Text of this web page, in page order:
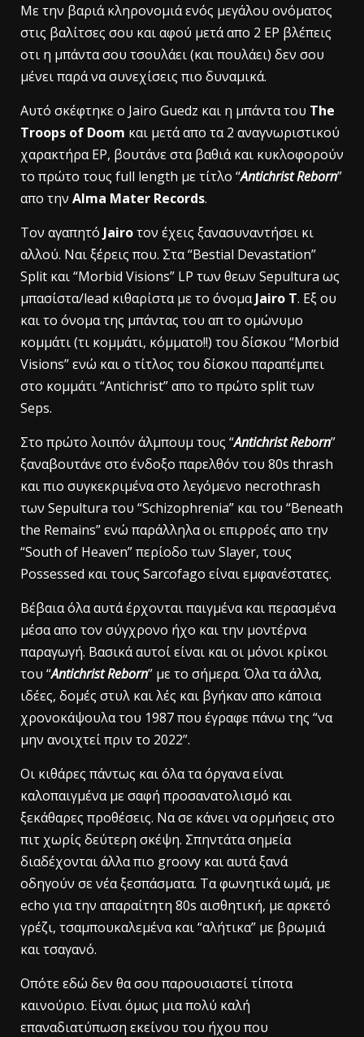
Mε την βαριά κληρονομιά ενός μεγάλου ονόματος
στις βαλίτσες σου και αφού μετά απο 2 ΕΡ βλέπεις
οτι η μπάντα σου τσουλάει (και πουλάει) δεν σου
μένει παρά να συνεχίσεις πιο δυναμικά.
Αυτό σκέφτηκε ο Jairo Guedz και η μπάντα του The
Troops of Doom και μετά απο τα 2 αναγνωριστικού
χαρακτήρα ΕΡ, βουτάνε στα βαθιά και κυκλοφορούν
το πρώτο τους full length με τίτλο “Antichrist Reborn”
απο την Alma Mater Records.
Toν αγαπητό Jairoτον έχεις ξανασυναντήσει κι
αλλού. Ναι ξέρεις που. Στα “Bestial Devastation”
Split και “Morbid Visions” LP των θεων Sepultura ως
μπασίστα/lead κιθαρίστα με το όνομαJairo T. Εξ ου
και το όνομα της μπάντας του απ το ομώνυμο
κομμάτι (τι κομμάτι, κόμματο!!) του δίσκου “Morbid
Visions” ενώ και ο τίτλος του δίσκου παραπέμπει
στο κομμάτι “Antichrist” απο το πρώτο split των
Seps.
Στο πρώτο λοιπόν άλμπουμ τους “Antichrist Reborn”
ξαναβουτάνε στο ένδοξο παρελθόν του 80s thrash
και πιο συγκεκριμένα στο λεγόμενο necrothrash
των Sepultura του “Schizophrenia” και του “Beneath
the Remains” ενώ παράλληλα οι επιρροές απο την
“South of Heaven” περίοδο των Slayer, τους
Possessed και τους Sarcofago είναι εμφανέστατες.
Βέβαια όλα αυτά έρχονται παιγμένα και περασμένα
μέσα απο τον σύγχρονο ήχο και την μοντέρνα
παραγωγή. Βασικά αυτοί είναι και οι μόνοι κρίκοι
του “Antichrist Reborn” με το σήμερα. Όλα τα άλλα,
ιδέες, δομές στυλ και λές και βγήκαν απο κάποια
χρονοκάψουλα του 1987 που έγραφε πάνω της “να
μην ανοιχτεί πριν το 2022”.
Οι κιθάρες πάντως και όλα τα όργανα είναι
καλοπαιγμένα με σαφή προσανατολισμό και
ξεκάθαρες προθέσεις. Να σε κάνει να ορμήσεις στο
πιτ χωρίς δεύτερη σκέψη. Σπηντάτα σημεία
διαδέχονται άλλα πιο groovy και αυτά ξανά
οδηγούν σε νέα ξεσπάσματα. Τα φωνητικά ωμά, με
echo για την απαραίτητη 80s αισθητική, με αρκετό
γρέζι, τσαμπουκαλεμένα και “αλήτικα” με βρωμιά
και τσαγανό.
Οπότε εδώ δεν θα σου παρουσιαστεί τίποτα
καινούριο. Είναι όμως μια πολύ καλή
επαναδιατύπωση εκείνου του ήχου που